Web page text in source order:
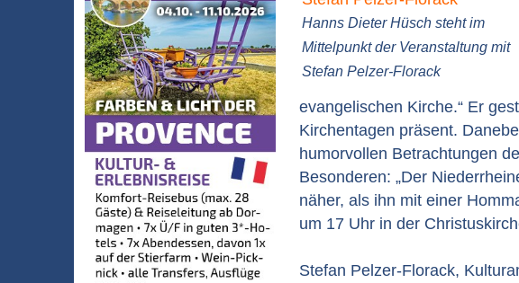
Hanns Dieter Hüsch steht im
Mittelpunkt der Veranstaltung mit
Stefan Pelzer-Florack
evangelischen Kirche.“ Er
Kirchentagen präsent.
humorvollen Betrachtungen
Besonderen: „Der
näher, als ihn mit einer
um 17 Uhr in der
Stefan Pelzer-Florack,